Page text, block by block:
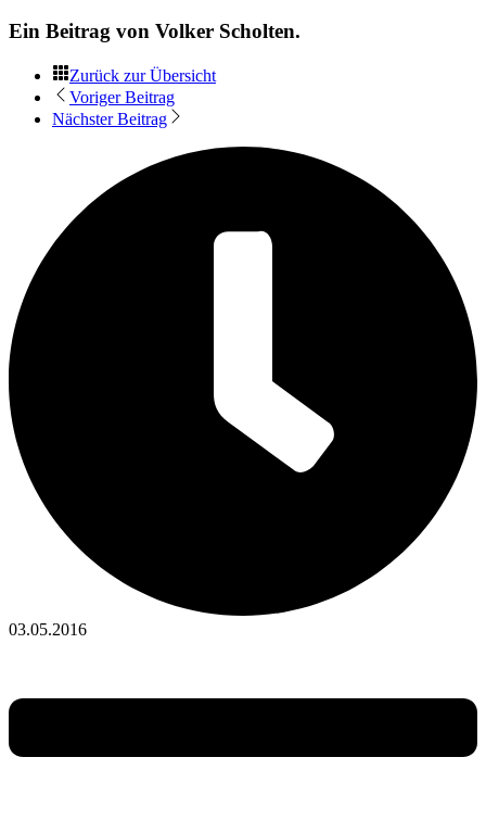
Ein Beitrag von Volker Scholten.
Zurück zur Übersicht
Voriger Beitrag
Nächster Beitrag
03.05.2016